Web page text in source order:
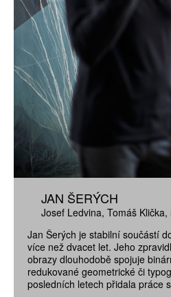
JAN ŠERÝCH
Josef Ledvina Tomáš Klička
Jan Šerých je stabilní součástí
více než dvacet let. Jeho
obrazy dlouhodobě spojuje
redukované geometrické či
posledních letech přidala práce